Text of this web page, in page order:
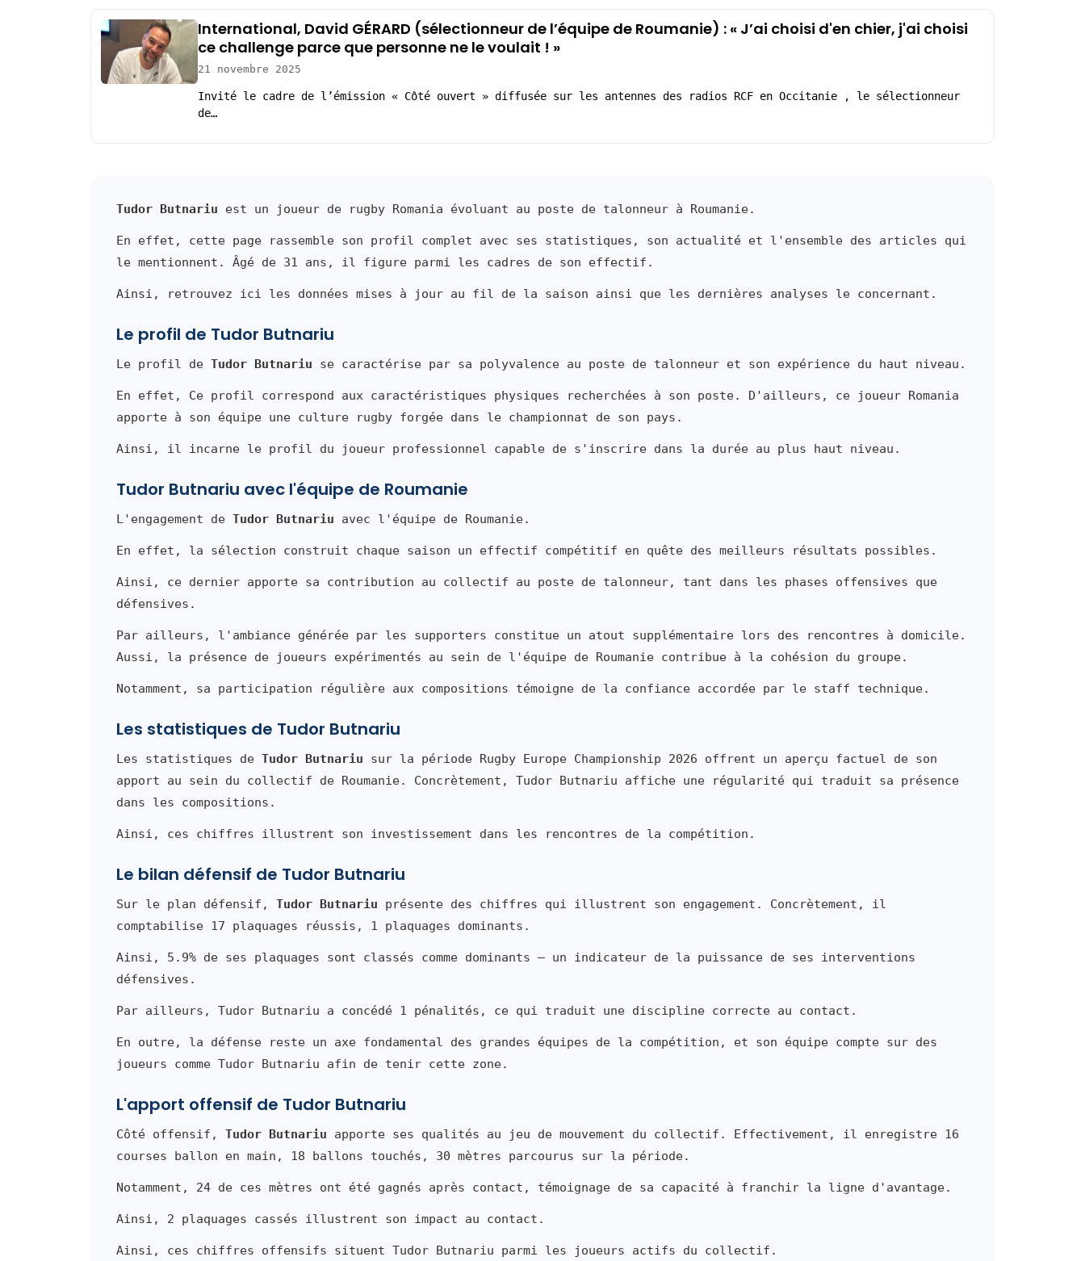
International, David GÉRARD (sélectionneur de l’équipe de Roumanie) : « J’ai choisi d'en chier, j'ai choisi
ce challenge parce que personne ne le voulait ! »
21 novembre 2025
Invité le cadre de l’émission « Côté ouvert » diffusée sur les antennes des radios RCF en Occitanie , le sélectionneur
de…
Tudor Butnariu est un joueur de rugby Romania évoluant au poste de talonneur à Roumanie.
En effet, cette page rassemble son profil complet avec ses statistiques, son actualité et l'ensemble des articles qui
le mentionnent. Âgé de 31 ans, il figure parmi les cadres de son effectif.
Ainsi, retrouvez ici les données mises à jour au fil de la saison ainsi que les dernières analyses le concernant.
Le profil de Tudor Butnariu
Le profil de Tudor Butnariu se caractérise par sa polyvalence au poste de talonneur et son expérience du haut niveau.
En effet, Ce profil correspond aux caractéristiques physiques recherchées à son poste. D'ailleurs, ce joueur Romania
apporte à son équipe une culture rugby forgée dans le championnat de son pays.
Ainsi, il incarne le profil du joueur professionnel capable de s'inscrire dans la durée au plus haut niveau.
Tudor Butnariu avec l'équipe de Roumanie
L'engagement de Tudor Butnariu avec l'équipe de Roumanie.
En effet, la sélection construit chaque saison un effectif compétitif en quête des meilleurs résultats possibles.
Ainsi, ce dernier apporte sa contribution au collectif au poste de talonneur, tant dans les phases offensives que
défensives.
Par ailleurs, l'ambiance générée par les supporters constitue un atout supplémentaire lors des rencontres à domicile.
Aussi, la présence de joueurs expérimentés au sein de l'équipe de Roumanie contribue à la cohésion du groupe.
Notamment, sa participation régulière aux compositions témoigne de la confiance accordée par le staff technique.
Les statistiques de Tudor Butnariu
Les statistiques de Tudor Butnariu sur la période Rugby Europe Championship 2026 offrent un aperçu factuel de son
apport au sein du collectif de Roumanie. Concrètement, Tudor Butnariu affiche une régularité qui traduit sa présence
dans les compositions.
Ainsi, ces chiffres illustrent son investissement dans les rencontres de la compétition.
Le bilan défensif de Tudor Butnariu
Sur le plan défensif, Tudor Butnariu présente des chiffres qui illustrent son engagement. Concrètement, il
comptabilise 17 plaquages réussis, 1 plaquages dominants.
Ainsi, 5.9% de ses plaquages sont classés comme dominants — un indicateur de la puissance de ses interventions
défensives.
Par ailleurs, Tudor Butnariu a concédé 1 pénalités, ce qui traduit une discipline correcte au contact.
En outre, la défense reste un axe fondamental des grandes équipes de la compétition, et son équipe compte sur des
joueurs comme Tudor Butnariu afin de tenir cette zone.
L'apport offensif de Tudor Butnariu
Côté offensif, Tudor Butnariu apporte ses qualités au jeu de mouvement du collectif. Effectivement, il enregistre 16
courses ballon en main, 18 ballons touchés, 30 mètres parcourus sur la période.
Notamment, 24 de ces mètres ont été gagnés après contact, témoignage de sa capacité à franchir la ligne d'avantage.
Ainsi, 2 plaquages cassés illustrent son impact au contact.
Ainsi, ces chiffres offensifs situent Tudor Butnariu parmi les joueurs actifs du collectif.